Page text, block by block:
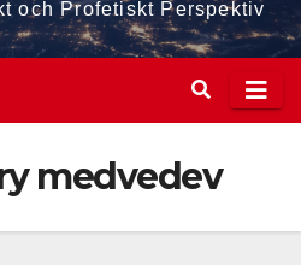
och Profetiskt Perspektiv
medvedev